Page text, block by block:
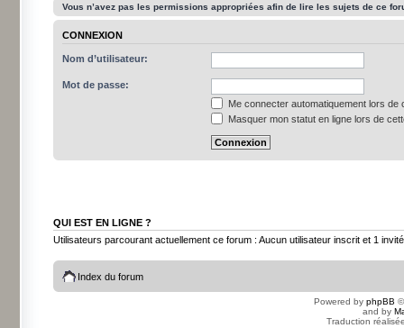
Vous n’avez pas les permissions appropriées afin de lire les sujets de ce
CONNEXION
Nom d’utilisateur:
Mot de passe:
Me connecter automatiquement lors de
Masquer mon statut en ligne lors de
QUI EST EN LIGNE ?
Utilisateurs parcourant actuellement ce forum : Aucun utilisateur inscrit et 1 invité
Index du forum
Powered by phpBB
and by
Traduction